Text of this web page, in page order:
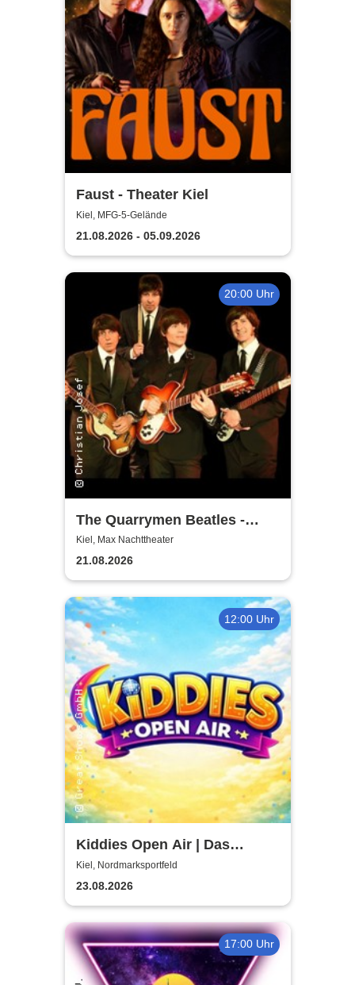
Faust - Theater Kiel
Kiel, MFG-5-Gelände
21.08.2026 - 05.09.2026
20:00 Uhr
The Quarrymen Beatles -
Beatlemania is back
Kiel, Max Nachttheater
21.08.2026
12:00 Uhr
Kiddies Open Air | Das
Kinder- & Familienfestival in
Kiel
Kiel, Nordmarksportfeld
23.08.2026
17:00 Uhr